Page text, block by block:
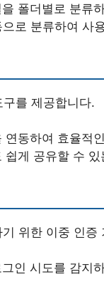
폴더별로 분류
로 분류하여 사
를 제공합니다.
연동하여 효율적
쉽게 공유할 수
위한 이중 인
인 시도를 감지